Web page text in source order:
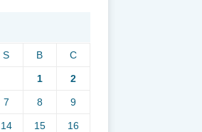
S B C
1 2
7 8 9
14 15 16